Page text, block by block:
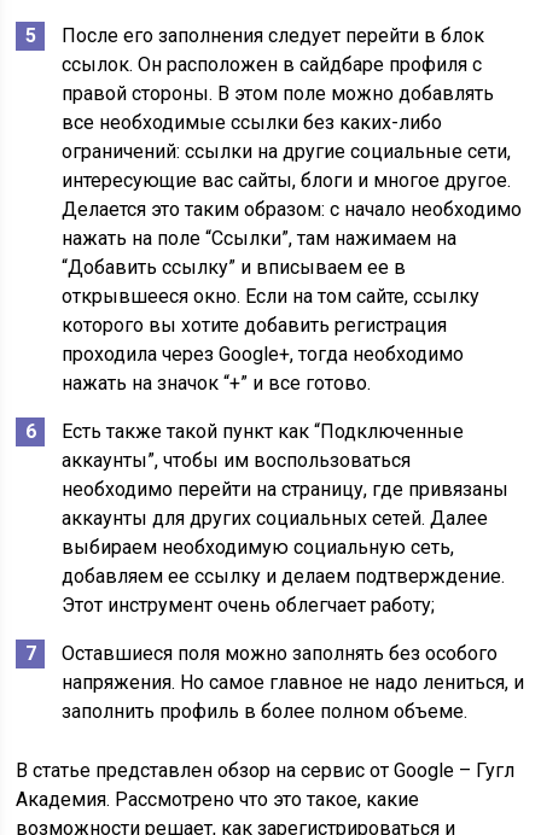
После его заполнения следует перейти в блок
ссылок. Он расположен в сайдбаре профиля с
правой стороны. В этом поле можно добавлять
все необходимые ссылки без каких-либо
ограничений: ссылки на другие социальные сети,
интересующие вас сайты, блоги и многое другое.
Делается это таким образом: с начало необходимо
нажать на поле “Ссылки”, там нажимаем на
“Добавить ссылку” и вписываем ее в
открывшееся окно. Если на том сайте, ссылку
которого вы хотите добавить регистрация
проходила через Google+, тогда необходимо
нажать на значок “+” и все готово.
Есть также такой пункт как “Подключенные
аккаунты”, чтобы им воспользоваться
необходимо перейти на страницу, где привязаны
аккаунты для других социальных сетей. Далее
выбираем необходимую социальную сеть,
добавляем ее ссылку и делаем подтверждение.
Этот инструмент очень облегчает работу;
Оставшиеся поля можно заполнять без особого
напряжения. Но самое главное не надо лениться, и
заполнить профиль в более полном объеме.
В статье представлен обзор на сервис от Google – Гугл
Академия. Рассмотрено что это такое, какие
возможности решает, как зарегистрироваться и